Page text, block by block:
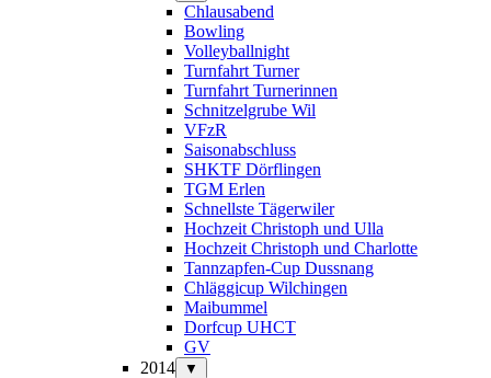
Chlausabend
Bowling
Volleyballnight
Turnfahrt Turner
Turnfahrt Turnerinnen
Schnitzelgrube Wil
VFzR
Saisonabschluss
SHKTF Dörflingen
TGM Erlen
Schnellste Tägerwiler
Hochzeit Christoph und Ulla
Hochzeit Christoph und Charlotte
Tannzapfen-Cup Dussnang
Chläggicup Wilchingen
Maibummel
Dorfcup UHCT
GV
2014
▼